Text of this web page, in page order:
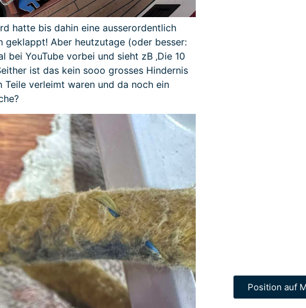
hatte bis dahin eine ausserordentlich
Aber heutzutage (oder besser:
YouTube vorbei und sieht zB ‚Die 10
ist das kein sooo grosses Hindernis
Teile verleimt waren und da noch ein
Position auf